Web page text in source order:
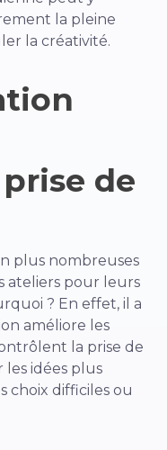
la pleine
la créativité.
de
plus nombreuses
ateliers pour leurs
? En effet, il a
améliore les
la prise de
les idées plus
choix difficiles ou